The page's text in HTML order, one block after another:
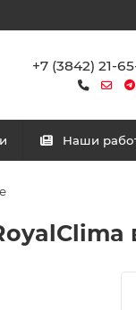
+7 (3842) 21-
Наши